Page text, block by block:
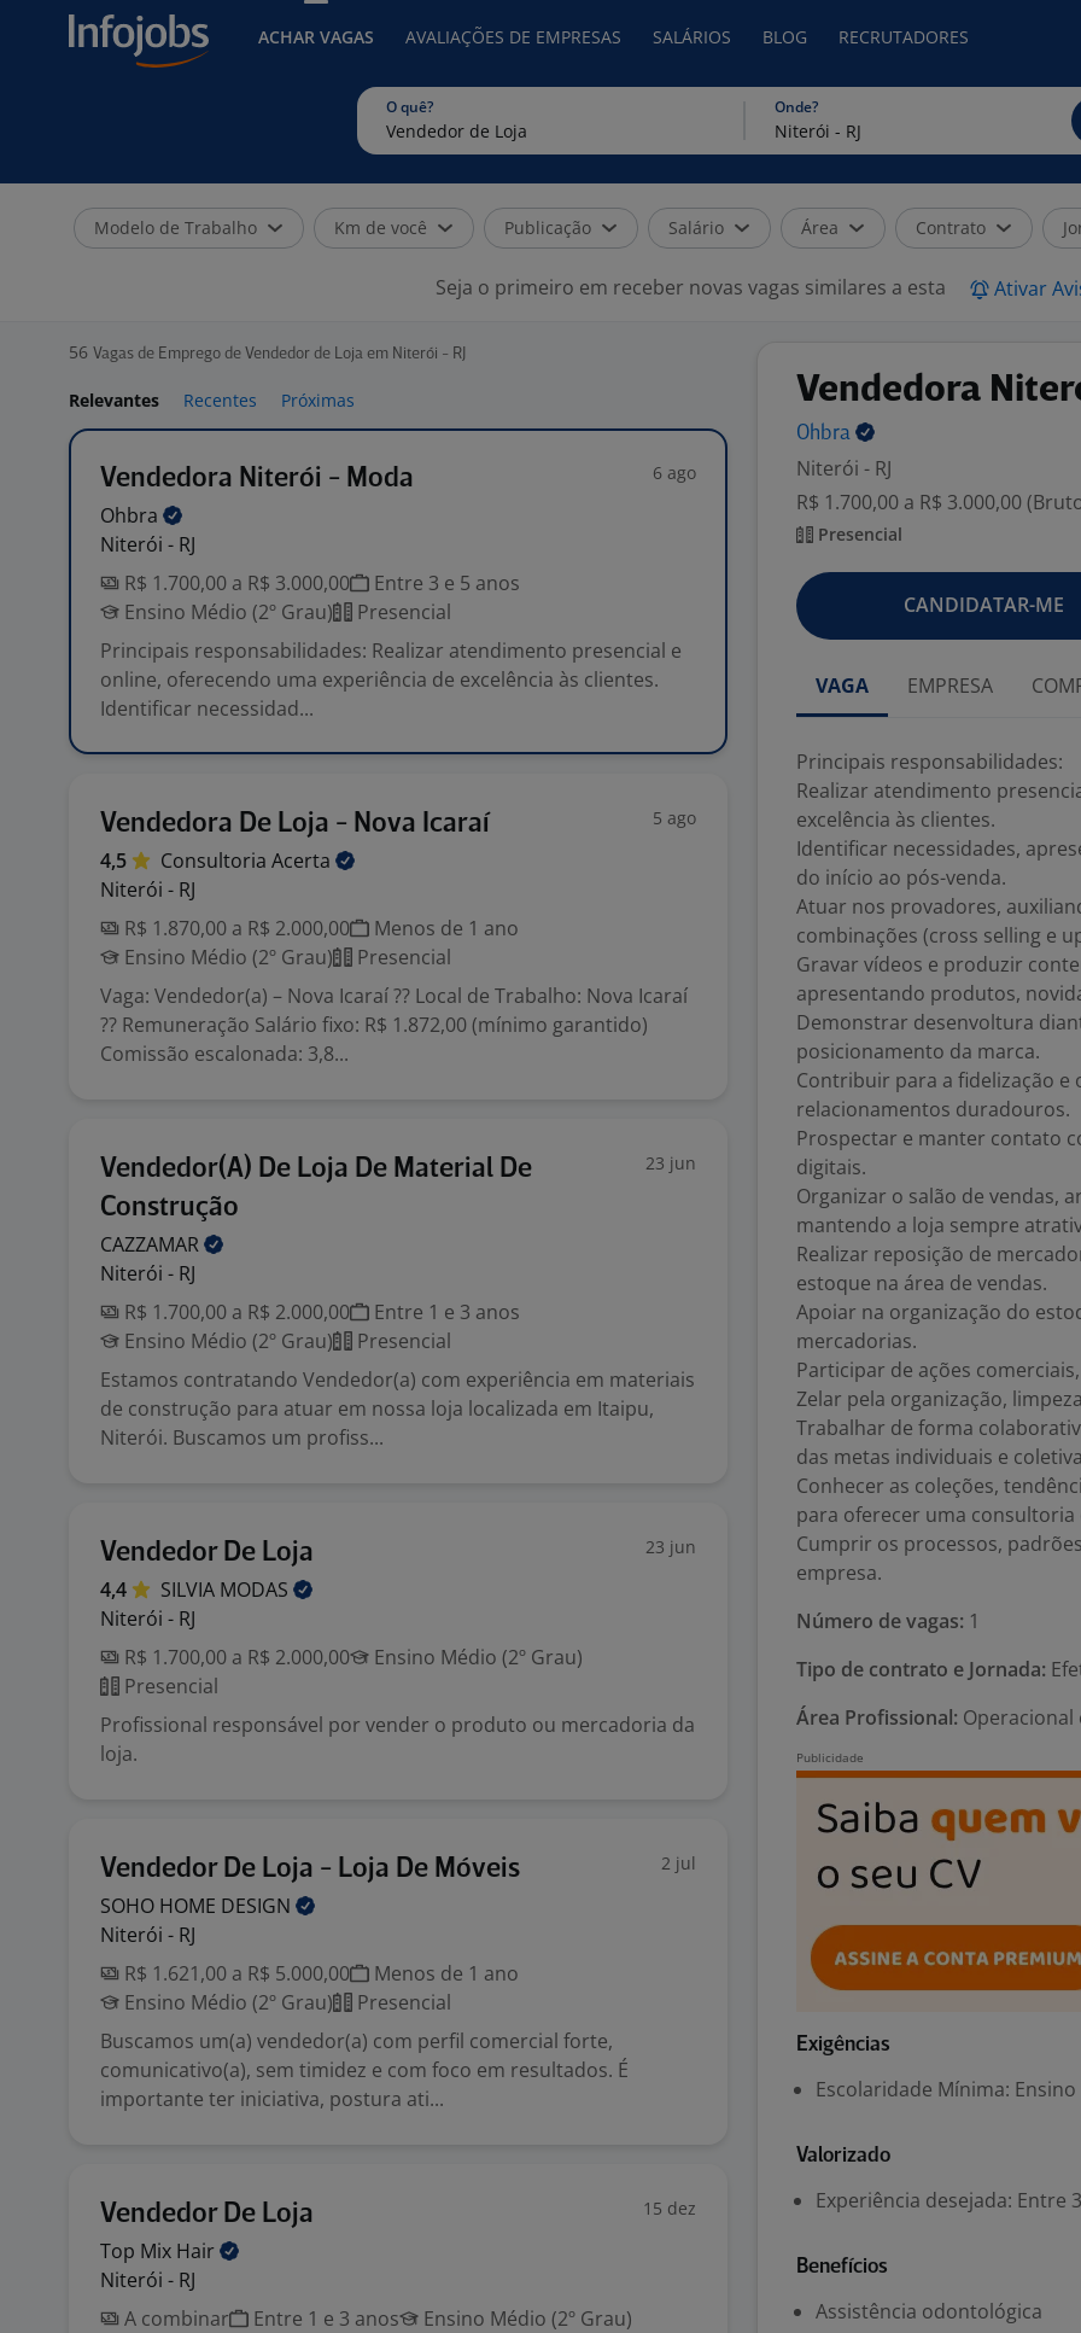
ACHAR VAGAS AVALIAÇÕES DE EMPRESAS SALÁRIOS BLOG RECRUTADORES
O quê? Onde?
Modelo de Trabalho Km de você Publicação Salário Área Contrato
Seja o primeiro em receber novas vagas similares a esta Ativar
56 Vagas de Emprego de Vendedor de Loja em Niterói - RJ
Relevantes Recentes Próximas
Vendedora Niterói - Moda 6 ago
Ohbra
Niterói - RJ
R$ 1.700,00 a R$ 3.000,00
Entre 3 e 5 anos
Ensino Médio (2º Grau)
Presencial
Principais responsabilidades: Realizar atendimento presencial e
online, oferecendo uma experiência de excelência às clientes.
Identificar necessidad...
Vendedora De Loja - Nova Icaraí 5 ago
4,5 Consultoria Acerta
Niterói - RJ
R$ 1.870,00 a R$ 2.000,00
Menos de 1 ano
Ensino Médio (2º Grau)
Presencial
Vaga: Vendedor(a) – Nova Icaraí ?? Local de Trabalho: Nova Icaraí
?? Remuneração Salário fixo: R$ 1.872,00 (mínimo garantido)
Comissão escalonada: 3,8...
Vendedor(A) De Loja De Material De
Construção
23 jun
CAZZAMAR
Niterói - RJ
R$ 1.700,00 a R$ 2.000,00
Entre 1 e 3 anos
Ensino Médio (2º Grau)
Presencial
Estamos contratando Vendedor(a) com experiência em materiais
de construção para atuar em nossa loja localizada em Itaipu,
Niterói. Buscamos um profiss...
Vendedor De Loja 23 jun
4,4 SILVIA MODAS
Niterói - RJ
R$ 1.700,00 a R$ 2.000,00
Ensino Médio (2º Grau)
Presencial
Profissional responsável por vender o produto ou mercadoria da
loja.
Vendedor De Loja - Loja De Móveis 2 jul
SOHO HOME DESIGN
Niterói - RJ
R$ 1.621,00 a R$ 5.000,00
Menos de 1 ano
Ensino Médio (2º Grau)
Presencial
Buscamos um(a) vendedor(a) com perfil comercial forte,
comunicativo(a), sem timidez e com foco em resultados. É
importante ter iniciativa, postura ati...
Vendedor De Loja 15 dez
Top Mix Hair
Niterói - RJ
A combinar
Entre 1 e 3 anos
Ensino Médio (2º Grau)
Vendedora
Ohbra
Niterói - RJ
R$ 1.700,00 a R$ 3.000,00
Presencial
CANDIDATAR-ME
VAGA EMPRESA
Principais responsabilidades:
Realizar atendimento
excelência às clientes.
Identificar necessidades,
do início ao pós-venda.
Atuar nos provadores,
combinações (cross selling e
Gravar vídeos e produzir
apresentando produtos,
Demonstrar desenvoltura
posicionamento da marca.
Contribuir para a fidelização
relacionamentos duradouros.
Prospectar e manter contato
digitais.
Organizar o salão de vendas,
mantendo a loja sempre
Realizar reposição de
estoque na área de vendas.
Apoiar na organização do
mercadorias.
Participar de ações
Zelar pela organização,
Trabalhar de forma
das metas individuais e
Conhecer as coleções,
para oferecer uma consultoria
Cumprir os processos,
empresa.
Número de vagas: 1
Tipo de contrato e Jornada:
Área Profissional: Operacional
Exigências
Escolaridade Mínima: Ensino
Valorizado
Experiência desejada: Entre
Benefícios
Assistência odontológica